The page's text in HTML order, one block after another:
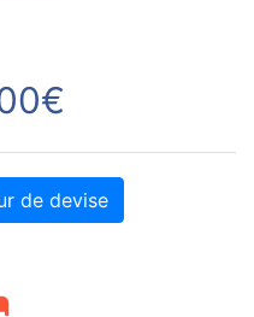
de devise